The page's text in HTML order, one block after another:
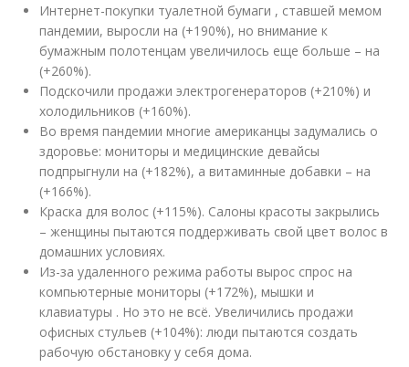
Интернет-покупки туалетной бумаги , ставшей мемом
пандемии, выросли на (+190%), но внимание к
бумажным полотенцам увеличилось еще больше – на
(+260%).
Подскочили продажи электрогенераторов (+210%) и
холодильников (+160%).
Во время пандемии многие американцы задумались о
здоровье: мониторы и медицинские девайсы
подпрыгнули на (+182%), а витаминные добавки – на
(+166%).
Краска для волос (+115%). Салоны красоты закрылись
– женщины пытаются поддерживать свой цвет волос в
домашних условиях.
Из-за удаленного режима работы вырос спрос на
компьютерные мониторы (+172%), мышки и
клавиатуры . Но это не всё. Увеличились продажи
офисных стульев (+104%): люди пытаются создать
рабочую обстановку у себя дома.